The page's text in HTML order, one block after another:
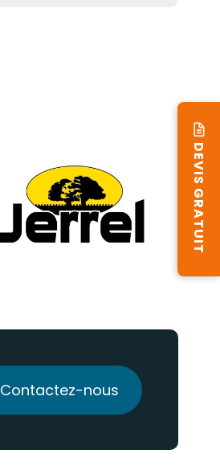
Contactez-nous
DEVIS GRATUIT